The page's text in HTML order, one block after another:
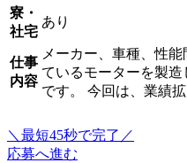
寮・
社宅
あり
仕事
内容
メーカー、車種、性
ているモーターを製
です。 今回は、業績
＼最短45秒で完了／
応募へ進む